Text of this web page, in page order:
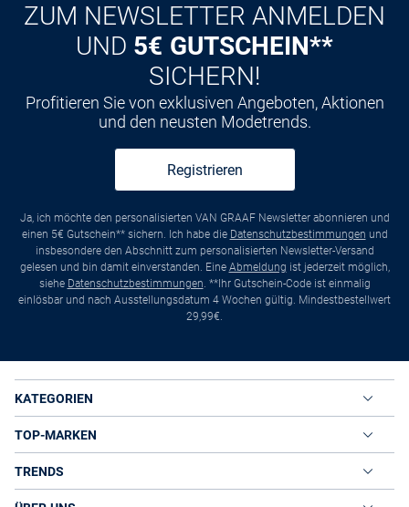
ZUM NEWSLETTER ANMELDEN
UND 5€ GUTSCHEIN**
SICHERN!
Profitieren Sie von exklusiven Angeboten, Aktionen
und den neusten Modetrends.
Registrieren
Ja, ich möchte den personalisierten VAN GRAAF Newsletter abonnieren und
einen 5€ Gutschein** sichern. Ich habe die Datenschutzbestimmungen und
insbesondere den Abschnitt zum personalisierten Newsletter-Versand
gelesen und bin damit einverstanden. Eine Abmeldung ist jederzeit möglich,
siehe Datenschutzbestimmungen. **Ihr Gutschein-Code ist einmalig
einlösbar und nach Ausstellungsdatum 4 Wochen gültig. Mindestbestellwert
29,99€.
KATEGORIEN
TOP-MARKEN
TRENDS